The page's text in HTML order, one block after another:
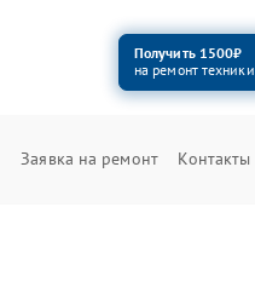
Получить 1500₽
на ремонт техники
Заявка на ремонт Контакты